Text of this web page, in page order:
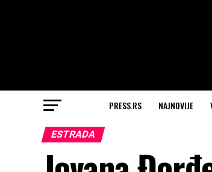
PRESS.RS NAJNOVIJE
ESTRADA